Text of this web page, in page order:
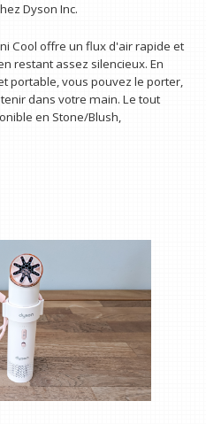
Dyson Inc.
Cool offre un flux d'air rapide et
restant assez silencieux. En
portable, vous pouvez le porter,
dans votre main. Le tout
en Stone/Blush,